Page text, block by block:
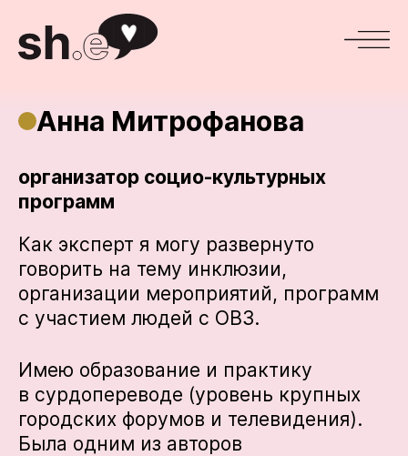
Анна Митрофанова
организатор социо-культурных
программ
Как эксперт я могу развернуто
говорить на тему инклюзии,
организации мероприятий, программ
с участием людей с ОВЗ.
Имею образование и практику
в сурдопереводе (уровень крупных
городских форумов и телевидения).
Была одним из авторов